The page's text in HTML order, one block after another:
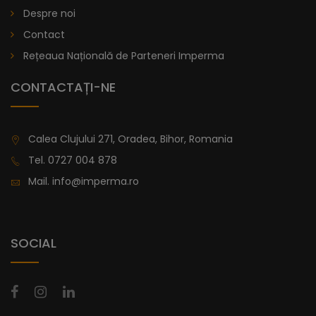
Despre noi
Contact
Rețeaua Națională de Parteneri Imperma
CONTACTAȚI-NE
Calea Clujului 271, Oradea, Bihor, Romania
Tel. 0727 004 878
Mail. info@imperma.ro
SOCIAL